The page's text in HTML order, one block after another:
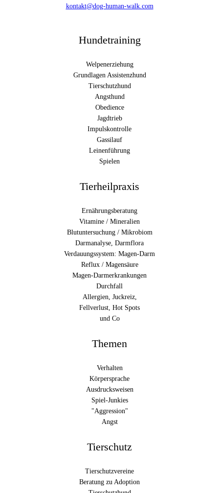
kontakt@dog-human-walk.com
Hundetraining
Welpenerziehung
Grundlagen Assistenzhund
Tierschutzhund
Angsthund
Obedience
Jagdtrieb
Impulskontrolle
Gassilauf
Leinenführung
Spielen
Tierheilpraxis
Ernährungsberatung
Vitamine / Mineralien
Blutuntersuchung / Mikrobiom
Darmanalyse, Darmflora
Verdauungssystem: Magen-Darm
Reflux / Magensäure
Magen-Darmerkrankungen
Durchfall
Allergien, Juckreiz,
Fellverlust, Hot Spots
und Co
Themen
Verhalten
Körpersprache
Ausdrucksweisen
Spiel-Junkies
"Aggression"
Angst
Tierschutz
Tierschutzvereine
Beratung zu Adoption